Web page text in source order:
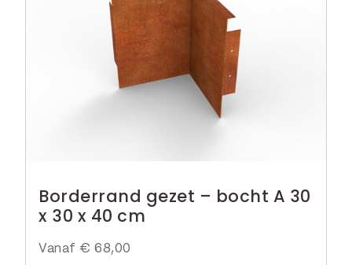
Borderrand gezet – bocht A 30
x 30 x 40 cm
Vanaf € 68,00